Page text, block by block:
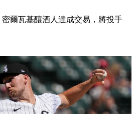
爾瓦基釀酒人達成交易，將投手